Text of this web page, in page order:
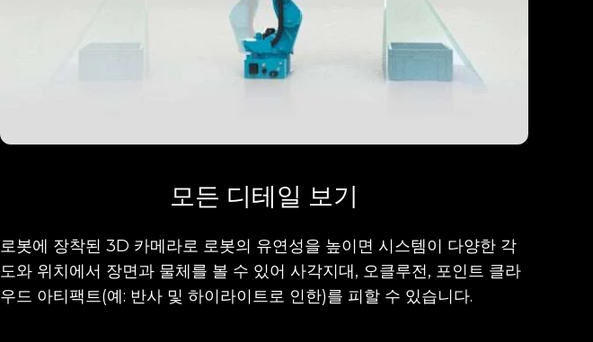
모든 디테일 보기
로봇에 장착된 3D 카메라로 로봇의 유연성을 높이면 시스템이 다양한 각
도와 위치에서 장면과 물체를 볼 수 있어 사각지대, 오클루전, 포인트 클라
우드 아티팩트(예: 반사 및 하이라이트로 인한)를 피할 수 있습니다.